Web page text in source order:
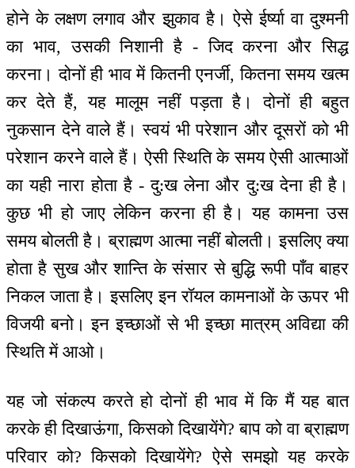
होने के लक्षण लगाव और झुकाव है। ऐसे ईर्ष्या वा दुश्मनी
का भाव, उसकी निशानी है - जिद करना और सिद्ध
करना। दोनों ही भाव में कितनी एनर्जी, कितना समय खत्म
कर देते हैं, यह मालूम नहीं पड़ता है। दोनों ही बहुत
नुकसान देने वाले हैं। स्वयं भी परेशान और दूसरों को भी
परेशान करने वाले हैं। ऐसी स्थिति के समय ऐसी आत्माओं
का यही नारा होता है - दु:ख लेना और दु:ख देना ही है।
कुछ भी हो जाए लेकिन करना ही है। यह कामना उस
समय बोलती है। ब्राह्मण आत्मा नहीं बोलती। इसलिए क्या
होता है सुख और शान्ति के संसार से बुद्धि रूपी पाँव बाहर
निकल जाता है। इसलिए इन रॉयल कामनाओं के ऊपर भी
विजयी बनो। इन इच्छाओं से भी इच्छा मात्रम् अविद्या की
स्थिति में आओ।
यह जो संकल्प करते हो दोनों ही भाव में कि मैं यह बात
करके ही दिखाऊंगा, किसको दिखायेंगे? बाप को वा ब्राह्मण
परिवार को? किसको दिखायेंगे? ऐसे समझो यह करके